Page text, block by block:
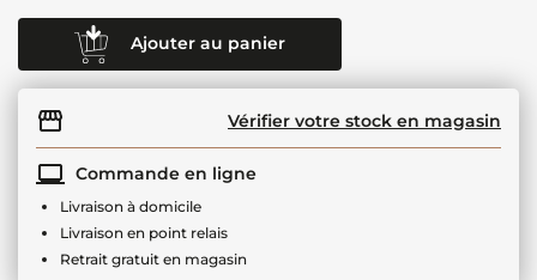
Ajouter au panier
Vérifier votre stock en magasin
Commande en ligne
Livraison à domicile
Livraison en point relais
Retrait gratuit en magasin